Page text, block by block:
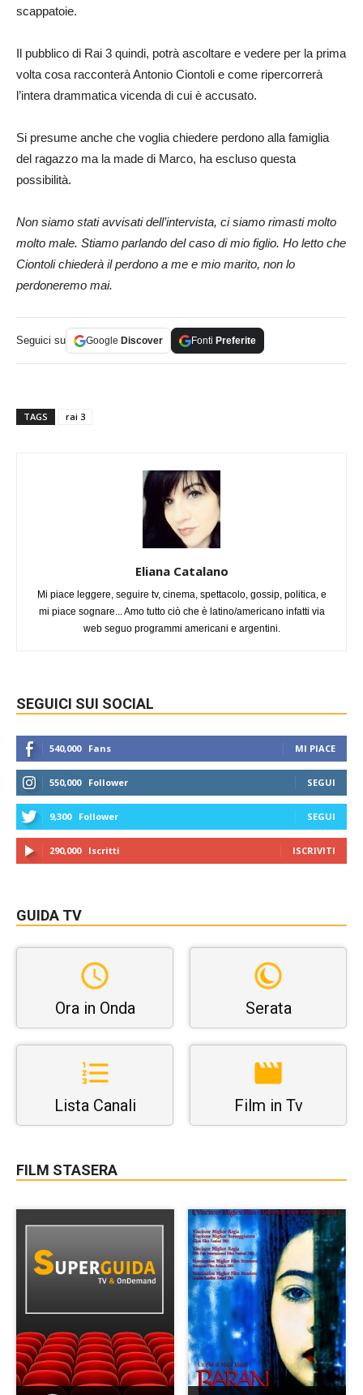
scappatoie.
Il pubblico di Rai 3 quindi, potrà ascoltare e vedere per la prima
volta cosa racconterà Antonio Ciontoli e come ripercorrerà
l’intera drammatica vicenda di cui è accusato.
Si presume anche che voglia chiedere perdono alla famiglia
del ragazzo ma la made di Marco, ha escluso questa
possibilità.
Non siamo stati avvisati dell’intervista, ci siamo rimasti molto
molto male. Stiamo parlando del caso di mio figlio. Ho letto che
Ciontoli chiederà il perdono a me e mio marito, non lo
perdoneremo mai.
Seguici su Google Discover Fonti Preferite
TAGS rai 3
Eliana Catalano
Mi piace leggere, seguire tv, cinema, spettacolo, gossip, politica, e
mi piace sognare... Amo tutto ciò che è latino/americano infatti via
web seguo programmi americani e argentini.
SEGUICI SUI SOCIAL
540,000 Fans MI PIACE
550,000 Follower SEGUI
9,300 Follower SEGUI
290,000 Iscritti ISCRIVITI
GUIDA TV
Ora in Onda Serata
Lista Canali Film in Tv
FILM STASERA